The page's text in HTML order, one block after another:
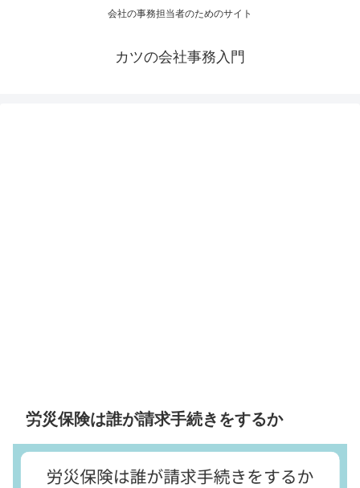
会社の事務担当者のためのサイト
カツの会社事務入門
労災保険は誰が請求手続きをするか